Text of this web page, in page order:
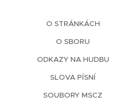
O STRÁNKÁCH
O SBORU
ODKAZY NA HUDBU
SLOVA PÍSNÍ
SOUBORY MSCZ